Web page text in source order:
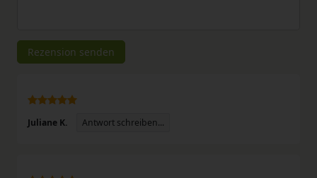
Rezensionstext
Rezension senden
Juliane K. Antwort schreiben...